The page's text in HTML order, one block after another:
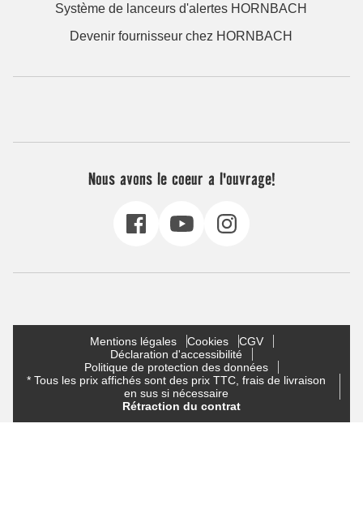
Système de lanceurs d'alertes HORNBACH
Devenir fournisseur chez HORNBACH
Nous avons le coeur a l'ouvrage!
Mentions légales Cookies
CGV
Déclaration d'accessibilité
Politique de protection des données
* Tous les prix affichés sont des prix TTC, frais de livraison
en sus si nécessaire
Rétraction du contrat